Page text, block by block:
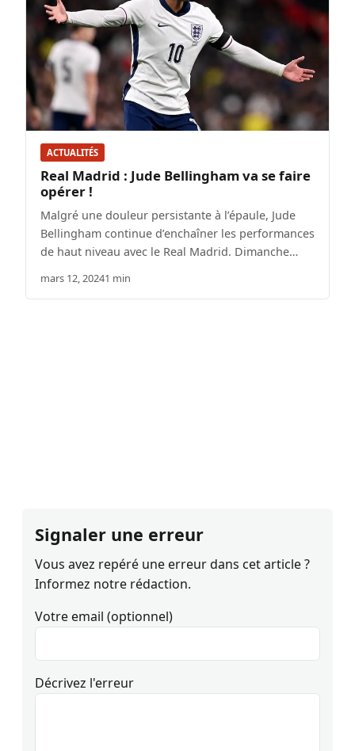
ACTUALITÉS
Real Madrid : Jude Bellingham va se faire
opérer !
Malgré une douleur persistante à l’épaule, Jude
Bellingham continue d’enchaîner les performances
de haut niveau avec le Real Madrid. Dimanche…
mars 12, 20241 min
Signaler une erreur
Vous avez repéré une erreur dans cet article ?
Informez notre rédaction.
Votre email (optionnel)
Décrivez l'erreur